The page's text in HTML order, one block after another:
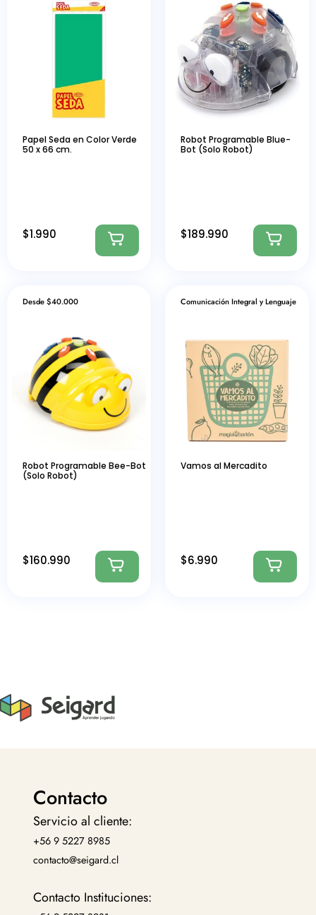
Papel Seda en Color Verde
50 x 66 cm.
$1.990
Robot Programable Blue-
Bot (Solo Robot)
$189.990
Desde $40.000
Robot Programable Bee-Bot
(Solo Robot)
$160.990
Comunicación Integral y Lenguaje
Vamos al Mercadito
$6.990
Contacto
Servicio al cliente:
+56 9 5227 8985
contacto@seigard.cl
Contacto Instituciones: